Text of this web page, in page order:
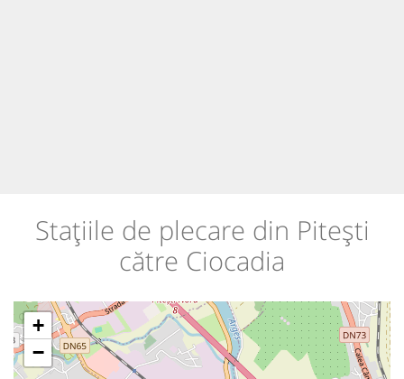
Stațiile de plecare din Pitești
către Ciocadia
+
−